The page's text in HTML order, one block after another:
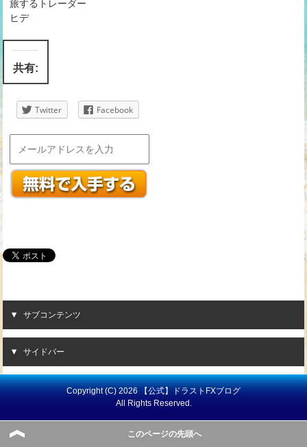
旅するトレーダー
ヒデ
共有:
Twitter Facebook
サブコンテンツ
サイドバー
Copyright (C) 2026 【公式】ドラストFXブログ
All Rights Reserved.
このページの先頭へ